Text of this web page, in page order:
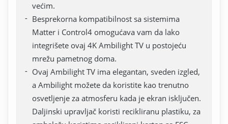
većim.
Besprekorna kompatibilnost sa sistemima
Matter i Control4 omogućava vam da lako
integrišete ovaj 4K Ambilight TV u postojeću
mrežu pametnog doma.
Ovaj Ambilight TV ima elegantan, sveden izgled,
a Ambilight možete da koristite kao trenutno
osvetljenje za atmosferu kada je ekran isključen.
Daljinski upravljač koristi recikliranu plastiku, za